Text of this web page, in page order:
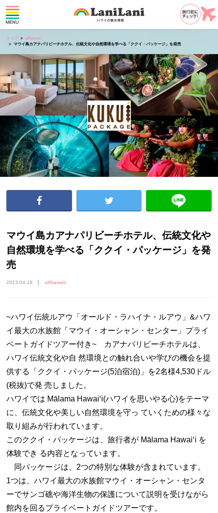
トップ
allhawaii
マウイ島カアナパリビーチホテル、伝統文化や自然環境を学べる「ククイ・パッケージ」を発売
マウイ島カアナパリビーチホテル、伝統文化や
自然環境を学べる「ククイ・パッケージ」を発
売
2023.04.18 allhawaii
~ハワイ伝統ルアウ「オールド・ラハイナ・ルアウ」&ハワ
イ最大の水族館「マウイ・オーシャン・センター」プライ
ベートガイドツアー付き~ カアナパリビーチホテルは、
ハワイ伝統文化や自 然環境との触れ合いや学びの機会を提
供する「ククイ・パッケージ(5泊宿泊)」を2名様4,530ドル
(税抜)で発 売しました。
ハワイでは Mālama Hawaiʻi(ハワイを思いやる心)をテーマ
に、伝統文化や美しい自然環境を守っ ていくための様々な
取り組みが行われています。
このククイ・パッケージは、旅行者が Mālama Hawaiʻi を
体験でき る内容となっています。
同パッケージは、2つの特別な体験が含まれています。
1つは、ハワイ最大の水族館マウイ・オーシャン・センタ
ーでサンゴ礁や海洋生物の保護について説明を受けながら
館内を回るプライベートガイドツアーです。